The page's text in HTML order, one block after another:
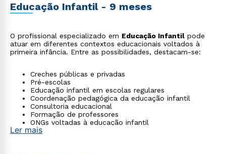
Educação Infantil - 9 meses
O profissional especializado em Educação Infantil pode
atuar em diferentes contextos educacionais voltados à
primeira infância. Entre as possibilidades, destacam-se:
Creches públicas e privadas
Pré-escolas
Educação infantil em escolas regulares
Coordenação pedagógica da educação infantil
Consultoria educacional
Formação de professores
ONGs voltadas à educação infantil
Ler mais